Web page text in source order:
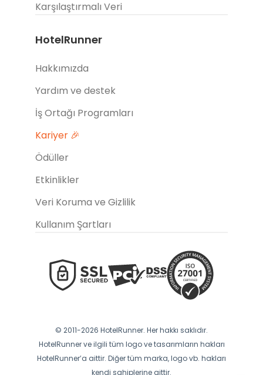
Karşılaştırmalı Veri
HotelRunner
Hakkımızda
Yardım ve destek
İş Ortağı Programları
Kariyer 🎉
Ödüller
Etkinlikler
Veri Koruma ve Gizlilik
Kullanım Şartları
© 2011-2026 HotelRunner. Her hakkı saklıdır.
HotelRunner ve ilgili tüm logo ve tasarımların hakları
HotelRunner’a aittir. Diğer tüm marka, logo vb. hakları
kendi sahiplerine aittir.